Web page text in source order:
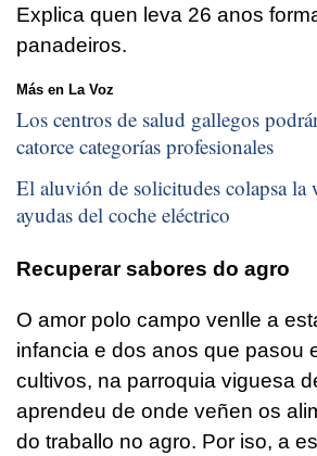
Explica quen leva 26 anos
panadeiros.
Más en La Voz
Los centros de salud gallegos
catorce categorías profesionales
El aluvión de solicitudes colapsa la
ayudas del coche eléctrico
Recuperar sabores do agro
O amor polo campo venlle a
infancia e dos anos que pasou
cultivos, na parroquia viguesa
aprendeu de onde veñen os
do traballo no agro. Por iso, a